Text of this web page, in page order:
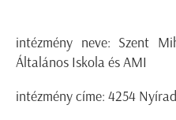
intézmény neve: Szent
Általános Iskola és AMI
intézmény címe: 4254